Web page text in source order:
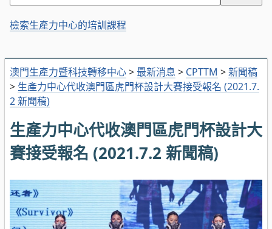
澳門生產力暨科技轉移中心> 最新消息 > CPTTM >新聞稿
> 生產力中心代收澳門區虎門杯設計大賽接受報名 (2021.7.
2 新聞稿)
生產力中心代收澳門區虎門杯設計大
賽接受報名 (2021.7.2 新聞稿)
檢索生產力中心的培訓課程